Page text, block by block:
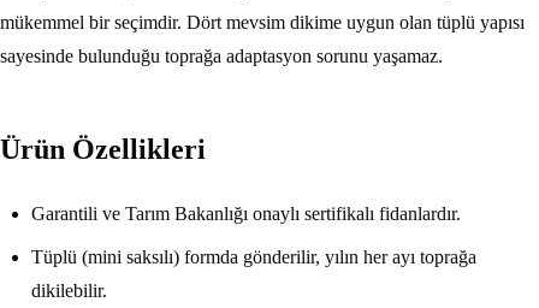
mükemmel bir seçimdir. Dört mevsim dikime uygun olan tüplü yapısı
sayesinde bulunduğu toprağa adaptasyon sorunu yaşamaz.
Ürün Özellikleri
Garantili ve Tarım Bakanlığı onaylı sertifikalı fidanlardır.
Tüplü (mini saksılı) formda gönderilir, yılın her ayı toprağa
dikilebilir.